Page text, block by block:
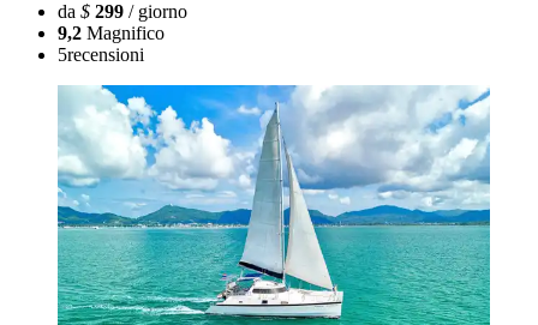
da $ 299 / giorno
9,2 Magnifico
5recensioni